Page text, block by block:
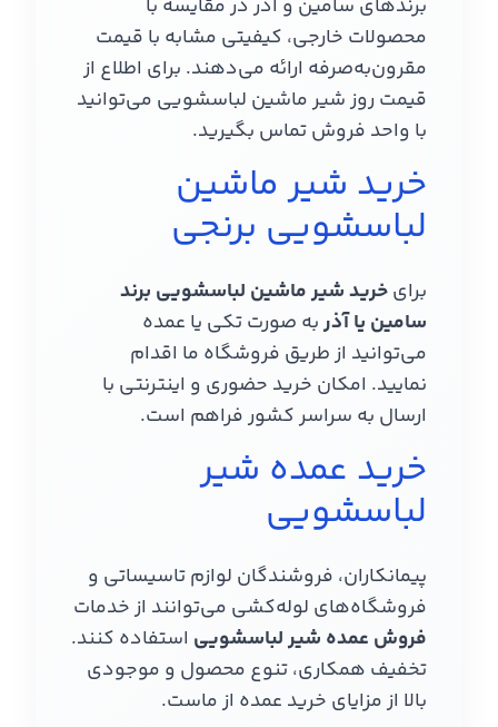
برندهای سامین و آذر در مقایسه با
محصولات خارجی، کیفیتی مشابه با قیمت
مقرون‌به‌صرفه ارائه می‌دهند. برای اطلاع از
قیمت روز شیر ماشین لباسشویی می‌توانید
با واحد فروش تماس بگیرید.
خرید شیر ماشین
لباسشویی برنجی
برایخرید شیر ماشین لباسشویی برند
سامین یا آذربه صورت تکی یا عمده
می‌توانید از طریق فروشگاه ما اقدام
نمایید. امکان خرید حضوری و اینترنتی با
ارسال به سراسر کشور فراهم است.
خرید عمده شیر
لباسشویی
پیمانکاران، فروشندگان لوازم تاسیساتی و
فروشگاه‌های لوله‌کشی می‌توانند از خدمات
فروش عمده شیر لباسشویی استفاده کنند.
تخفیف همکاری، تنوع محصول و موجودی
بالا از مزایای خرید عمده از ماست.